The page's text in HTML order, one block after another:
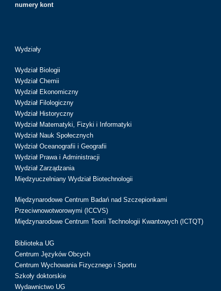
numery kont
Wydziały
Wydział Biologii
Wydział Chemii
Wydział Ekonomiczny
Wydział Filologiczny
Wydział Historyczny
Wydział Matematyki, Fizyki i Informatyki
Wydział Nauk Społecznych
Wydział Oceanografii i Geografii
Wydział Prawa i Administracji
Wydział Zarządzania
Międzyuczelniany Wydział Biotechnologii
Międzynarodowe Centrum Badań nad Szczepionkami
Przeciwnowotworowymi (ICCVS)
Międzynarodowe Centrum Teorii Technologii Kwantowych (ICTQT)
Biblioteka UG
Centrum Języków Obcych
Centrum Wychowania Fizycznego i Sportu
Szkoły doktorskie
Wydawnictwo UG